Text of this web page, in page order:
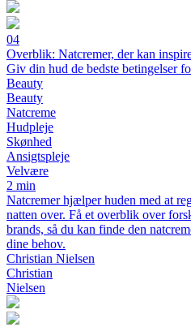
04
Overblik: Natcremer, der kan
Giv din hud de bedste betingelser
Beauty
Beauty
Natcreme
Hudpleje
Skønhed
Ansigtspleje
Velvære
2 min
Natcremer hjælper huden med at
natten over. Få et overblik over
brands, så du kan finde den
dine behov.
Christian Nielsen
Christian
Nielsen